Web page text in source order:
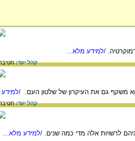
/למידע מלא...
קהל יעד:
משקף גם את העיקרון של שלטון העם. /
קהל יעד:
לרשויות אלה מדי כמה שנים. /למידע מלא...